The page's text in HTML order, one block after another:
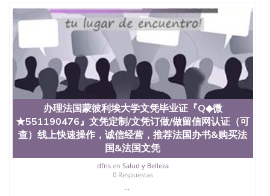
University）圣何塞州立大学（San Jose State
University）圣何塞州立大学（San Jose State
University）圣何塞州立大学（San Jose State
University）圣何塞州立大学学位证（San Jose State
University）圣何塞州立大学学位证（San Jose State
University）圣何塞州立大学学位证（San Jose State
University）圣何塞州立大学（San Jose State
University）圣何塞州立大学（San Jose State
University）圣何塞州立大学（San Jose State
University）圣何塞州立大学（San Jose State
University）圣何塞州立大学学位证（San Jose State
University）圣何塞州立大学学位证（San Jose State
University）圣何塞州立大学结业证（San Jose State
University）圣何塞州立大学结业证（San Jose State
University）圣何塞州立大学结业证（San Jose State
University）圣何塞州立大学学位证（San Jose State
University）圣何塞州立大学学位证（San Jose State
办理法国蒙彼利埃大学文凭毕业证『Q◆微
★551190476』文凭定制/文凭订做/做留信网认证（可
查）线上快速操作，诚信经营，推荐法国办书&购买法
国&法国文凭
dfnsen Salud y Belleza
0 Respuestas
...